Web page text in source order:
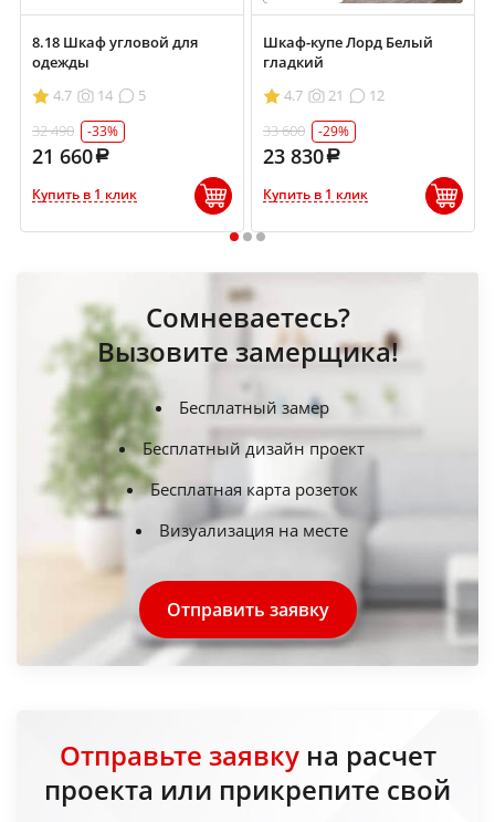
8.18 Шкаф угловой для
одежды
4.7
14
5
32 490
-33%
21 660
Купить в 1 клик
Шкаф-купе Лорд Белый
гладкий
4.7
21
12
33 600
-29%
23 830
Купить в 1 клик
1 2 3
Сомневаетесь?
Вызовите замерщика!
Бесплатный замер
Бесплатный дизайн проект
Бесплатная карта розеток
Визуализация на месте
Отправить заявку
Отправьте заявкуна расчет
проекта или прикрепите свой